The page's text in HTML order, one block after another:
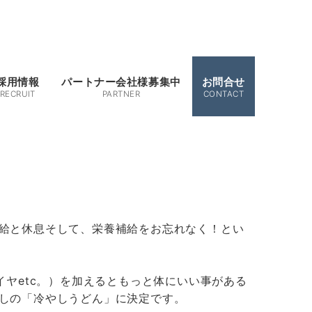
用情報
RECRUIT
パートナー会社様募集中
PARTNER
お問合せ
CONTACT
と休息そして、栄養補給をお忘れなく！とい
etc。）を加えるともっと体にいい事がある
「冷やしうどん」に決定です。